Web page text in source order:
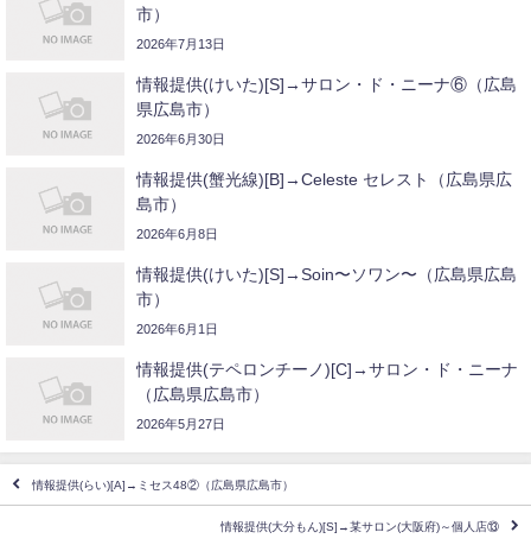
市）
2026年7月13日
情報提供(けいた)[S]→サロン・ド・ニーナ⑥（広島
県広島市）
2026年6月30日
情報提供(蟹光線)[B]→Celeste セレスト（広島県広
島市）
2026年6月8日
情報提供(けいた)[S]→Soin〜ソワン〜（広島県広島
市）
2026年6月1日
情報提供(テペロンチーノ)[C]→サロン・ド・ニーナ
（広島県広島市）
2026年5月27日
情報提供(らい)[A]→ミセス48②（広島県広島市）
情報提供(大分もん)[S]→某サロン(大阪府)～個人店⑬